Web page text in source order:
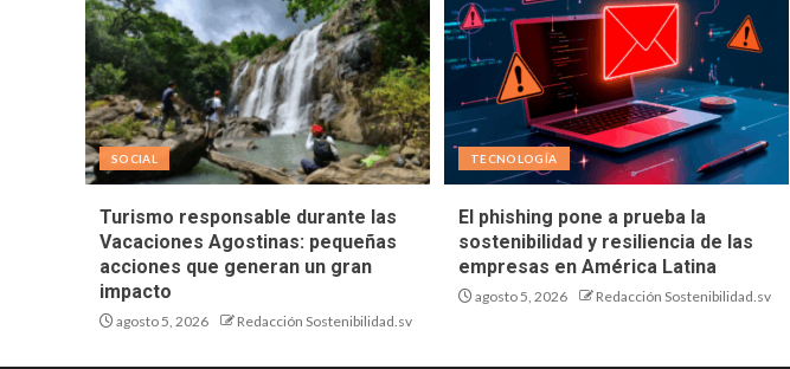
SOCIAL
Turismo responsable durante las
Vacaciones Agostinas: pequeñas
acciones que generan un gran
impacto
agosto 5, 2026 Redacción Sostenibilidad.sv
TECNOLOGÍA
El phishing pone a prueba la
sostenibilidad y resiliencia de las
empresas en América Latina
agosto 5, 2026 Redacción Sostenibilidad.sv